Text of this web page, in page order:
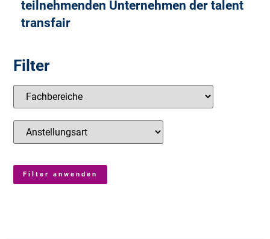
teilnehmenden Unternehmen der talent
transfair
Filter